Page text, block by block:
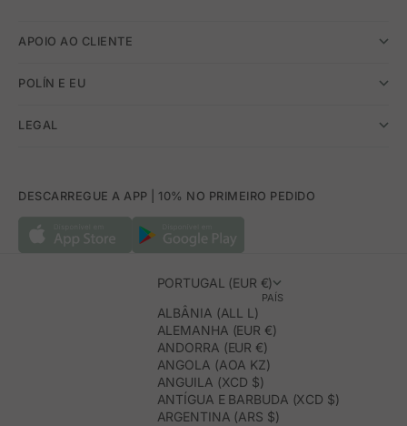
APOIO AO CLIENTE
POLÍN E EU
LEGAL
DESCARREGUE A APP | 10% NO PRIMEIRO PEDIDO
PORTUGAL (EUR €)
PAÍS
ALBÂNIA (ALL L)
ALEMANHA (EUR €)
ANDORRA (EUR €)
ANGOLA (AOA KZ)
ANGUILA (XCD $)
ANTÍGUA E BARBUDA (XCD $)
ARGENTINA (ARS $)